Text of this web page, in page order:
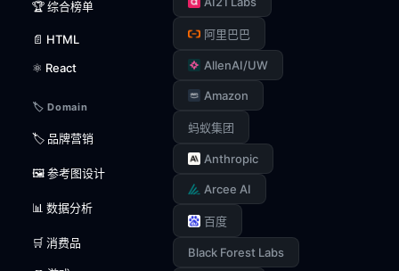
🏆 综合榜单
📄 HTML
⚛️ React
🏷️ Domain
🏷️ 品牌营销
🖼️ 参考图设计
📊 数据分析
🛒 消费品
阿里巴巴
AllenAI/UW
Amazon
蚂蚁集团
Anthropic
Arcee AI
百度
Black Forest Labs